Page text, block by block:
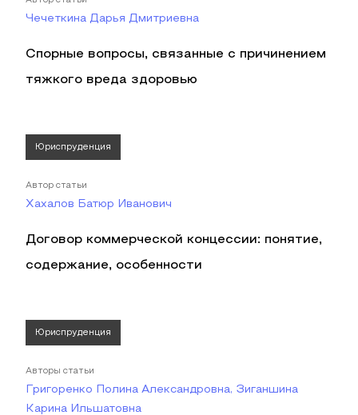
Чечеткина Дарья Дмитриевна
Спорные вопросы, связанные с причинением
тяжкого вреда здоровью
Юриспруденция
Автор статьи
Хахалов Батюр Иванович
Договор коммерческой концессии: понятие,
содержание, особенности
Юриспруденция
Авторы статьи
Григоренко Полина Александровна, Зиганшина
Карина Ильшатовна